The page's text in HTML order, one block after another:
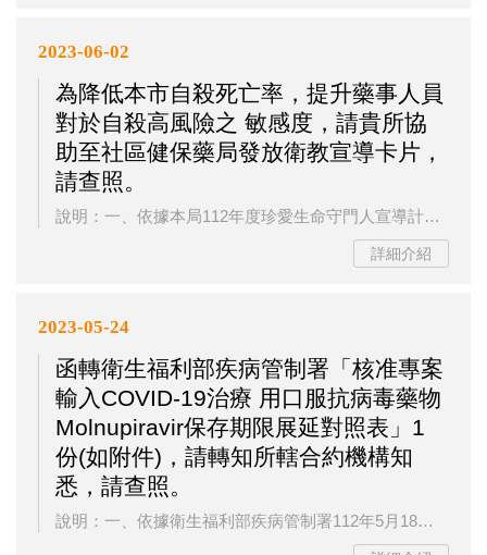
2023-06-02
為降低本市自殺死亡率，提升藥事人員
對於自殺高風險之 敏感度，請貴所協
助至社區健保藥局發放衛教宣導卡片，
請查照。
說明：一、依據本局112年度珍愛生命守門人宣導計畫辦理。二、依據全國自殺防治中心統計，約有六成想自殺者在行為前曾發出警訊，「未曾通報即死亡」之比率高達八成，顯示民眾對自殺敏感度仍顯不足，倘若企圖自殺者周遭人士具自殺防治知能，能辨識自殺高風險徵兆及予以陪伴協助就醫，以期及早發現，及早介入，減少憾事發生。三、為此，本局已製作自殺防治宣導卡片，請貴所協助發放予轄區內社區健保藥局，以提升藥事人員對於自殺高風險險因子之敏感度，辨識自殺高風險個案(例如：持慢性處方箋者或久病不癒個案)並予以關懷或轉介，...
詳細介紹
2023-05-24
函轉衛生福利部疾病管制署「核准專案
輸入COVID-19治療 用口服抗病毒藥物
Molnupiravir保存期限展延對照表」1
份(如附件)，請轉知所轄合約機構知
悉，請查照。
說明：一、依據衛生福利部疾病管制署112年5月18日疾管感字第1120500169號函辦理。二、衛生福利部經審查藥物Molnupiravir之更新安定性試驗資料，業於本年2月6日衛授食字第1110029692號函核准旨揭藥物之保存期限變更為30個月，惟僅適用於未開封且符合衛生福利部核准緊急使用授權說明書之儲存條件(30℃之下)之藥物。三、衛生福利部食品藥物管理署(下稱食藥署)參照國際作法，公開效期展延訊息於該署全球資訊網&gt;業務專區&gt;藥品&gt;COVID...